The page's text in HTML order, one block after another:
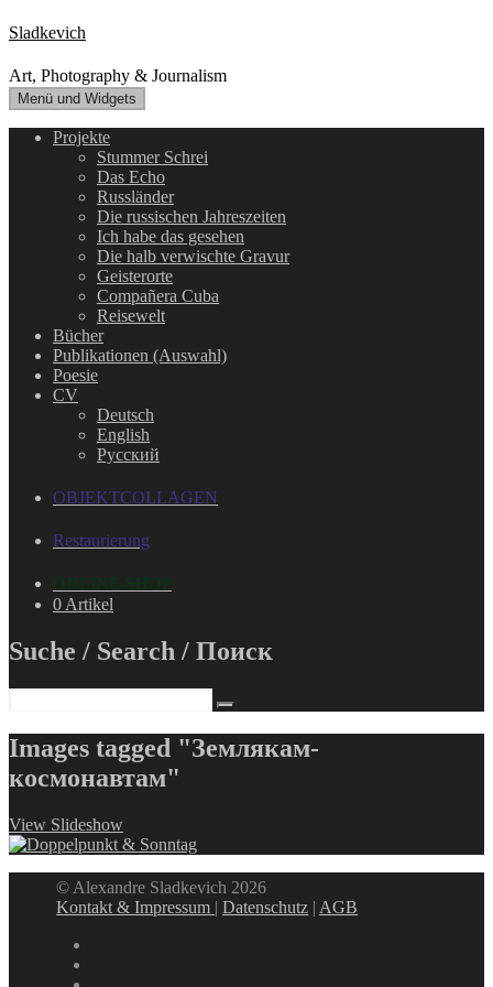
Zum
Inhalt
springen
Sladkevich
Art, Photography & Journalism
Menü und Widgets
Projekte
Stummer Schrei
Das Echo
Russländer
Die russischen Jahreszeiten
Ich habe das gesehen
Die halb verwischte Gravur
Geisterorte
Compañera Cuba
Reisewelt
Bücher
Publikationen (Auswahl)
Poesie
CV
Deutsch
English
Русский
OBJEKTCOLLAGEN
Restaurierung
ONLINE-SHOP
0 Artikel
Suche / Search / Поиск
Images tagged "Землякам-
космонавтам"
View Slideshow
© Alexandre Sladkevich 2026
Kontakt & Impressum |Datenschutz | AGB